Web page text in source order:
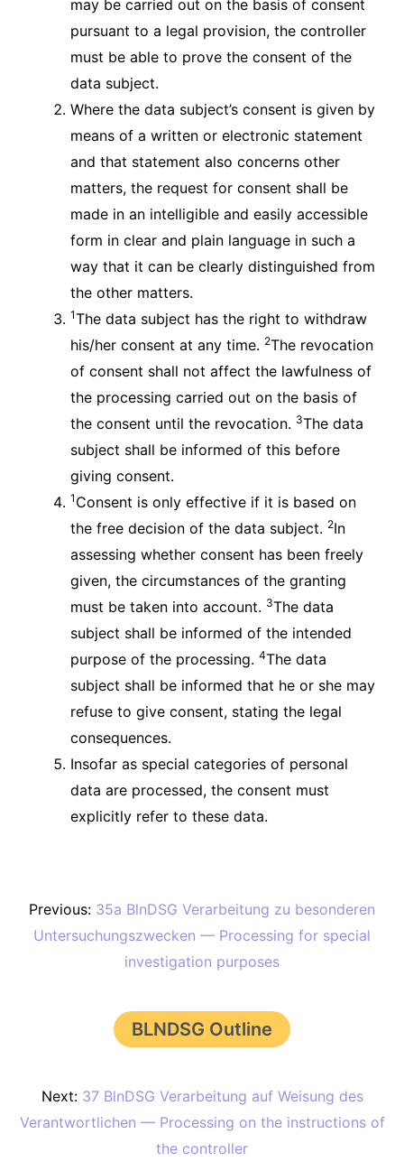
may be carried out on the basis of consent
pursuant to a legal provision, the controller
must be able to prove the consent of the
data subject.
Where the data subject’s consent is given by
means of a written or electronic statement
and that statement also concerns other
matters, the request for consent shall be
made in an intelligible and easily accessible
form in clear and plain language in such a
way that it can be clearly distinguished from
the other matters.
1The data subject has the right to withdraw
his/her consent at any time. 2The revocation
of consent shall not affect the lawfulness of
the processing carried out on the basis of
the consent until the revocation. 3The data
subject shall be informed of this before
giving consent.
1 Consent is only effective if it is based on
the free decision of the data subject. 2In
assessing whether consent has been freely
given, the circumstances of the granting
must be taken into account. 3The data
subject shall be informed of the intended
purpose of the processing. 4The data
subject shall be informed that he or she may
refuse to give consent, stating the legal
consequences.
Insofar as special categories of personal
data are processed, the consent must
explicitly refer to these data.
Previous: 35a BlnDSG Verarbeitung zu besonderen
Untersuchungszwecken — Processing for special
investigation purposes
BLNDSG Outline
Next: 37 BlnDSG Verarbeitung auf Weisung des
Verantwortlichen — Processing on the instructions of
the controller